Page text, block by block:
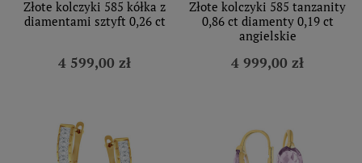
Złote kolczyki 585 kółka z
diamentami sztyft 0,26 ct
4 599,00 zł
Złote kolczyki 585 tanzanity
0,86 ct diamenty 0,19 ct
angielskie
4 999,00 zł